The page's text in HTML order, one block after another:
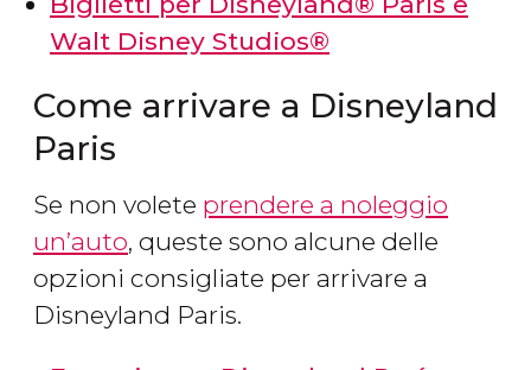
Walt Disney Studios®
Come arrivare a Disneyland
Paris
Se non volete prendere a noleggio
un’auto, queste sono alcune delle
opzioni consigliate per arrivare a
Disneyland Paris.